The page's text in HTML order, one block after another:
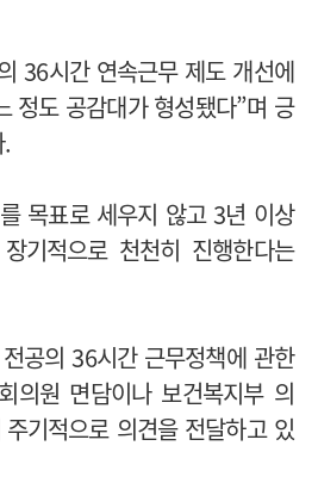
36시간 연속근무 제도 개선에
정도 공감대가 형성됐다”며 긍
목표로 세우지 않고 3년 이상
기적으로 천천히 진행한다는
공의 36시간 근무정책에 관한
의원 면담이나 보건복지부 의
기적으로 의견을 전달하고 있